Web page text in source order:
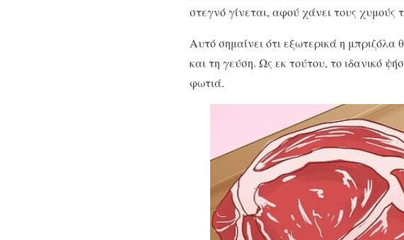
στεγνό γίνεται, αφού χάνει τους χυμούς
Αυτό σημαίνει ότι εξωτερικά η
και τη γεύση. Ως εκ τούτου, το ιδανικό
φωτιά.